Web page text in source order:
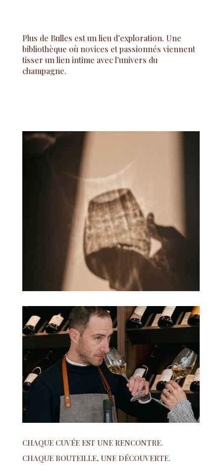
Plus de Bulles est un lieu d’exploration. Une
bibliothèque où novices et passionnés viennent
tisser un lien intime avec l’univers du
champagne.
CHAQUE CUVÉE EST UNE RENCONTRE.
CHAQUE BOUTEILLE, UNE DÉCOUVERTE.